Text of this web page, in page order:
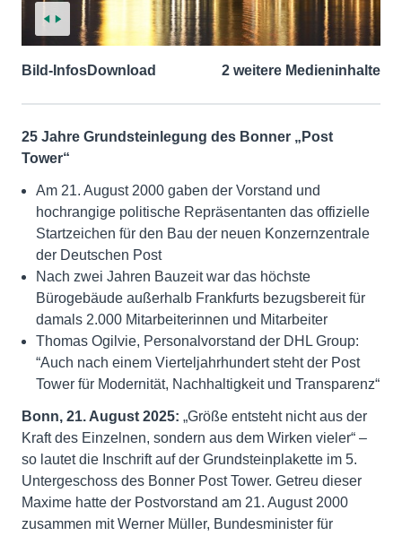
Bild-InfosDownload 2 weitere Medieninhalte
25 Jahre Grundsteinlegung des Bonner „Post
Tower“
Am 21. August 2000 gaben der Vorstand und
hochrangige politische Repräsentanten das offizielle
Startzeichen für den Bau der neuen Konzernzentrale
der Deutschen Post
Nach zwei Jahren Bauzeit war das höchste
Bürogebäude außerhalb Frankfurts bezugsbereit für
damals 2.000 Mitarbeiterinnen und Mitarbeiter
Thomas Ogilvie, Personalvorstand der DHL Group:
“Auch nach einem Vierteljahrhundert steht der Post
Tower für Modernität, Nachhaltigkeit und Transparenz“
Bonn, 21. August 2025: „Größe entsteht nicht aus der
Kraft des Einzelnen, sondern aus dem Wirken vieler“ –
so lautet die Inschrift auf der Grundsteinplakette im 5.
Untergeschoss des Bonner Post Tower. Getreu dieser
Maxime hatte der Postvorstand am 21. August 2000
zusammen mit Werner Müller, Bundesminister für